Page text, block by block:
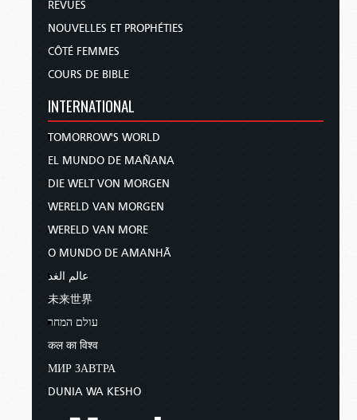
REVUES
NOUVELLES ET PROPHÉTIES
CÔTÉ FEMMES
COURS DE BIBLE
INTERNATIONAL
TOMORROW'S WORLD
EL MUNDO DE MAÑANA
DIE WELT VON MORGEN
WERELD VAN MORGEN
WERELD VAN MORE
O MUNDO DE AMANHÃ
عالم الغد
未来世界
עולם המחר
कल का विश्व
МИР ЗАВТРА
DUNIA WA KESHO